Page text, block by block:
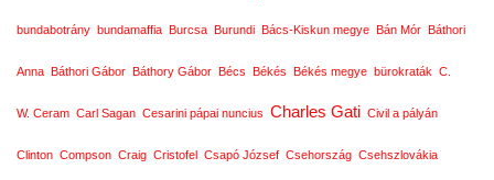
bundabotrány bundamaffia Burcsa Burundi Bács-Kiskun megye Bán Mór Báthori
Anna Báthori Gábor Báthory Gábor Bécs Békés Békés megye bürokraták C.
W. Ceram Carl Sagan Cesarini pápai nuncius Charles Gati Civil a pályán
Clinton Compson Craig Cristofel Csapó József Csehország Csehszlovákia